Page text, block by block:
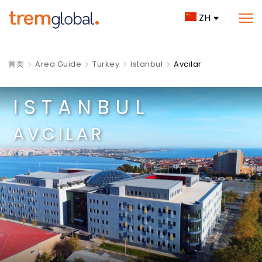
ZH
首页 Area Guide Turkey Istanbul Avcılar
ISTANBUL
AVCILAR